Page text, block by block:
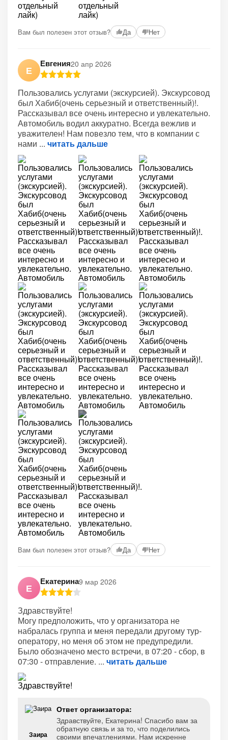
Вам был полезен этот отзыв? Да Нет
Е
Евгения20 апр 2026
Пользовались услугами (экскурсией). Экскурсовод
был Хабиб(очень серьезный и ответственный)!.
Рассказывал все очень интересно и увлекательно.
Автомобиль водил аккуратно. Всегда вежлив и
уважителен! Нам повезло тем, что в компании с
нами
читать дальше
Вам был полезен этот отзыв? Да Нет
Е
Екатерина9 мар 2026
Здравствуйте!
Могу предположить, что у организатора не
набралась группа и меня передали другому тур-
оператору, но меня об этом не предупредили.
Было обозначено место встречи, в 07:20 - сбор, в
07:30 - отправление.
читать дальше
Заира
Ответ организатора:
Здравствуйте, Екатерина! Спасибо вам за
обратную связь и за то, что поделились
своими впечатлениями. Нам искренне